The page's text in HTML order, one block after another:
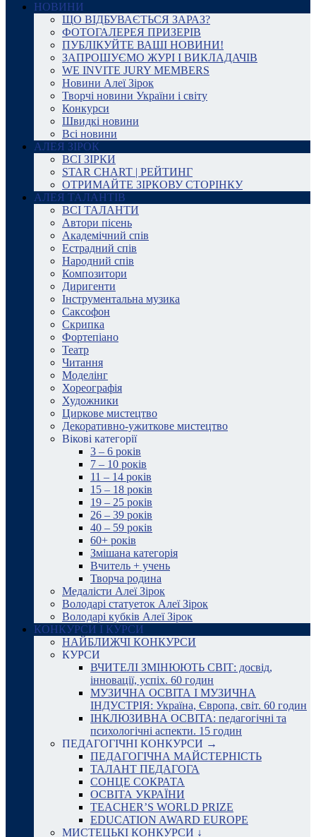
НОВИНИ
ЩО ВІДБУВАЄТЬСЯ ЗАРАЗ?
ФОТОГАЛЕРЕЯ ПРИЗЕРІВ
ПУБЛІКУЙТЕ ВАШІ НОВИНИ!
ЗАПРОШУЄМО ЖУРІ І ВИКЛАДАЧІВ
WE INVITE JURY MEMBERS
Новини Алеї Зірок
Творчі новини України і світу
Конкурси
Швидкі новини
Всі новини
АЛЕЯ ЗІРОК
ВСІ ЗІРКИ
STAR CHART | РЕЙТИНГ
ОТРИМАЙТЕ ЗІРКОВУ СТОРІНКУ
АЛЕЯ ТАЛАНТІВ
ВСІ ТАЛАНТИ
Автори пісень
Академічний спів
Естрадний спів
Народний спів
Композитори
Диригенти
Інструментальна музика
Саксофон
Скрипка
Фортепіано
Театр
Читання
Моделінг
Хореографія
Художники
Циркове мистецтво
Декоративно-ужиткове мистецтво
Вікові категорії
3 – 6 років
7 – 10 років
11 – 14 років
15 – 18 років
19 – 25 років
26 – 39 років
40 – 59 років
60+ років
Змішана категорія
Вчитель + учень
Творча родина
Медалісти Алеї Зірок
Володарі статуеток Алеї Зірок
Володарі кубків Алеї Зірок
КОНКУРСИ І КУРСИ
НАЙБЛИЖЧІ КОНКУРСИ
КУРСИ
ВЧИТЕЛІ ЗМІНЮЮТЬ СВІТ: досвід,
інновації, успіх. 60 годин
МУЗИЧНА ОСВІТА І МУЗИЧНА
ІНДУСТРІЯ: Україна, Європа, світ. 60 годин
ІНКЛЮЗИВНА ОСВІТА: педагогічні та
психологічні аспекти. 15 годин
ПЕДАГОГІЧНІ КОНКУРСИ →
ПЕДАГОГІЧНА МАЙСТЕРНІСТЬ
ТАЛАНТ ПЕДАГОГА
СОНЦЕ СОКРАТА
ОСВІТА УКРАЇНИ
TEACHER’S WORLD PRIZE
EDUCATION AWARD EUROPE
МИСТЕЦЬКІ КОНКУРСИ ↓